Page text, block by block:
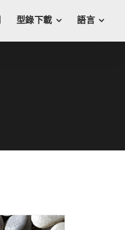
型錄下載 語言